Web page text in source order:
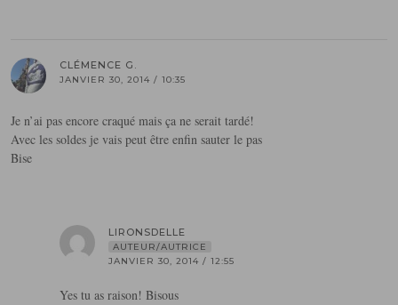
CLÉMENCE G.
JANVIER 30, 2014 / 10:35
Je n’ai pas encore craqué mais ça ne serait tardé!
Avec les soldes je vais peut être enfin sauter le pas
Bise
LIRONSDELLE
AUTEUR/AUTRICE
JANVIER 30, 2014 / 12:55
Yes tu as raison! Bisous